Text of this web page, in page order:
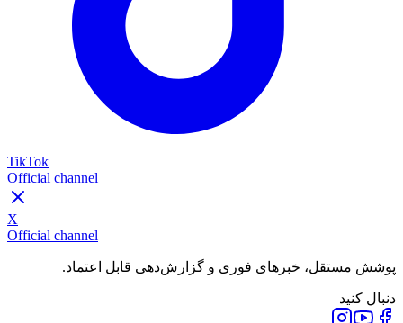
TikTok
Official channel
X
Official channel
پوشش مستقل، خبرهای فوری و گزارش‌دهی قابل اعتماد.
دنبال کنید